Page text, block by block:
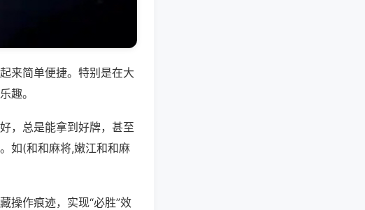
来简单便捷。特别是在大
趣。
，总是能拿到好牌，甚至
如(和和麻将,嫩江和和麻
操作痕迹，实现“必胜”效